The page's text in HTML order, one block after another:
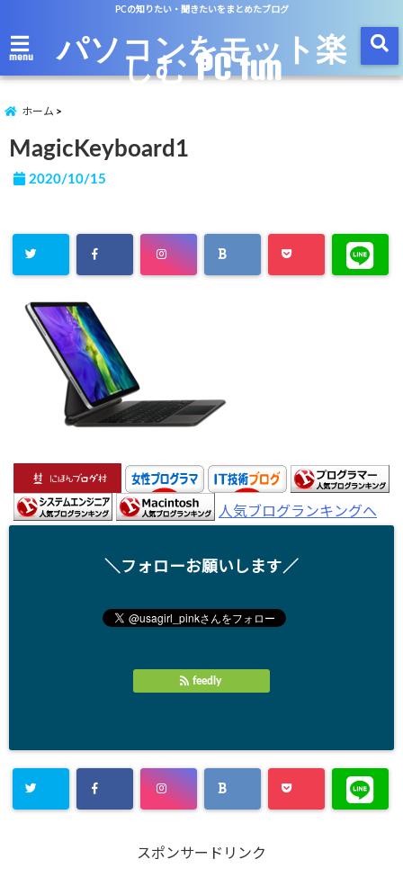
PCの知りたい・聞きたいをまとめたブログ
menu パソコンをモット楽
しむ PC fun
ホーム
MagicKeyboard1
2020/10/15
人気ブログランキングへ
＼フォローお願いします／
feedly
スポンサードリンク